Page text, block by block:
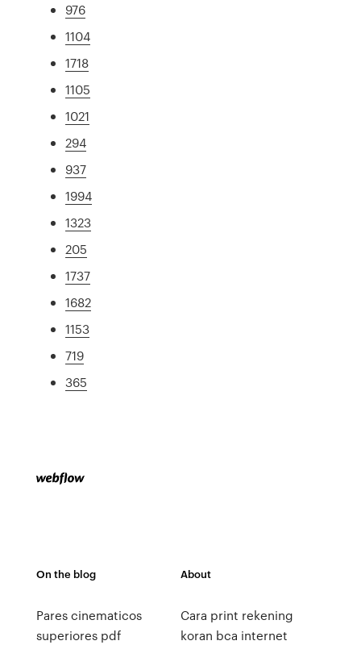
976
1104
1718
1105
1021
294
937
1994
1323
205
1737
1682
1153
719
365
On the blog
Pares cinematicos
superiores pdf
About
Cara print rekening
koran bca internet